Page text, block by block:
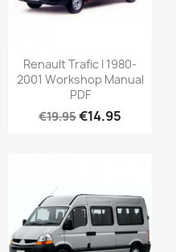
Renault Trafic I 1980-
2001 Workshop Manual
PDF
€19.95€14.95